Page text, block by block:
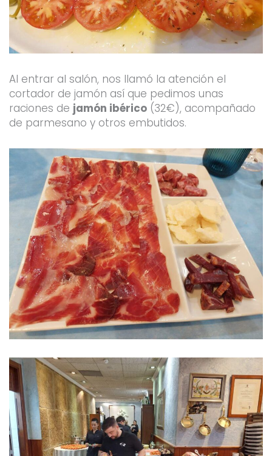
Al entrar al salón, nos llamó la atención el
cortador de jamón así que pedimos unas
raciones de jamón ibérico(32€), acompañado
de parmesano y otros embutidos.